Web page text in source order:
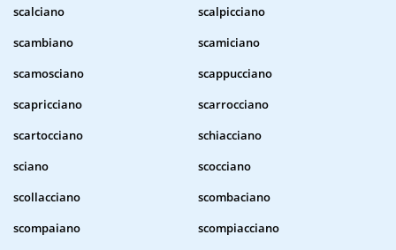
scalciano
scalpicciano
scambiano
scamiciano
scamosciano
scappucciano
scapricciano
scarrocciano
scartocciano
schiacciano
sciano
scocciano
scollacciano
scombaciano
scompaiano
scompiacciano